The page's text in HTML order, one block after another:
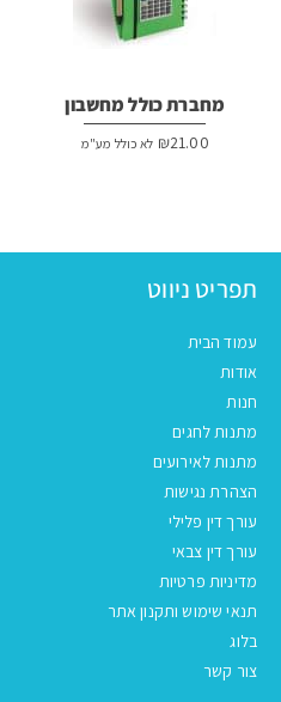
מחברת כולל מחשבון
₪21.00 לא כולל מע"מ
תפריט ניווט
עמוד הבית
אודות
חנות
מתנות לחגים
מתנות לאירועים
הצהרת נגישות
עורך דין פלילי
עורך דין צבאי
מדיניות פרטיות
תנאי שימוש ותקנון אתר
בלוג
צור קשר